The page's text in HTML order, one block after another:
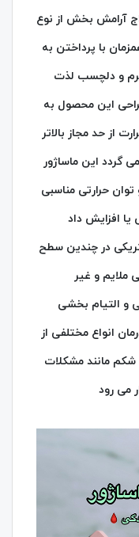
آرامش بخش از نوع
با پرداختن به
گرم و دلچسب لذت
این محصول به
از حد مجاز بالاتر
گردد این ماساژور
توان حرارتی مناسبی
یا افزایش داد
در چندین سطح
و غیر
و التیام بخشی
انواع مختلفی از
شکم مانند مشکلات
می‌ رود